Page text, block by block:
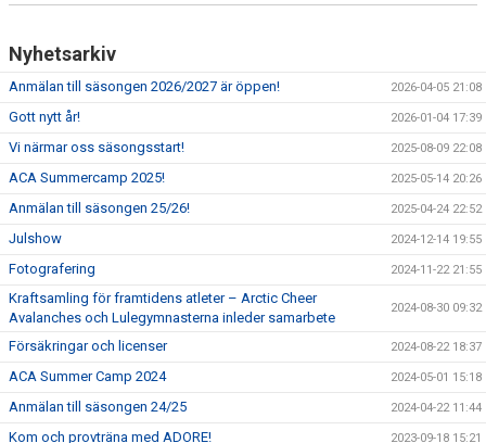
Nyhetsarkiv
Anmälan till säsongen 2026/2027 är öppen! 2026-04-05 21:08
Gott nytt år! 2026-01-04 17:39
Vi närmar oss säsongsstart! 2025-08-09 22:08
ACA Summercamp 2025! 2025-05-14 20:26
Anmälan till säsongen 25/26! 2025-04-24 22:52
Julshow 2024-12-14 19:55
Fotografering 2024-11-22 21:55
Kraftsamling för framtidens atleter – Arctic Cheer
Avalanches och Lulegymnasterna inleder samarbete
2024-08-30 09:32
Försäkringar och licenser 2024-08-22 18:37
ACA Summer Camp 2024 2024-05-01 15:18
Anmälan till säsongen 24/25 2024-04-22 11:44
Kom och provträna med ADORE! 2023-09-18 15:21